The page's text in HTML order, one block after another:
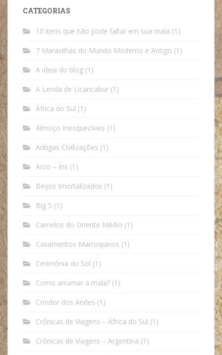
CATEGORIAS
10 itens que não pode faltar em sua mala (1)
7 Maravilhas do Mundo Moderno e Antigo (1)
A ideia do blog (1)
A Lenda de Licancabur (1)
África do Sul (1)
Almoço Inesquecíveis (1)
Antigas Civilizações (1)
Arco – Íris (1)
Beijos Imortalizados (1)
Big 5 (1)
Camelos do Oriente Médio (1)
Casamentos Marroquinos (1)
Cerimônia do Sol (1)
Como arrumar a mala? (1)
Condor dos Andes (1)
Crônicas de Viagens – África do Sul (1)
Crônicas de Viagens – Argentina (1)